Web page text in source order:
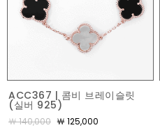
ACC367 | 콤비 브레이슬릿
(실버 925)
￦ 140,000 ￦ 125,000